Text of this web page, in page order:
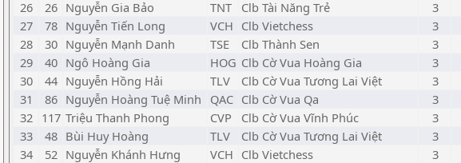
26
26 Nguyễn Gia Bảo TNT Clb Tài Năng Trẻ 3
27
78 Nguyễn Tiến Long VCH Clb Vietchess 3
28
30 Nguyễn Mạnh Danh TSE Clb Thành Sen 3
29
40 Ngô Hoàng Gia HOG Clb Cờ Vua Hoàng Gia 3
30
44 Nguyễn Hồng Hải TLV Clb Cờ Vua Tương Lai Việt 3
31
86 Nguyễn Hoàng Tuệ Minh QAC Clb Cờ Vua Qa 3
32 117 Triệu Thanh Phong CVP Clb Cờ Vua Vĩnh Phúc 3
33
48 Bùi Huy Hoàng TLV Clb Cờ Vua Tương Lai Việt 3
34
52 Nguyễn Khánh Hưng VCH Clb Vietchess 3